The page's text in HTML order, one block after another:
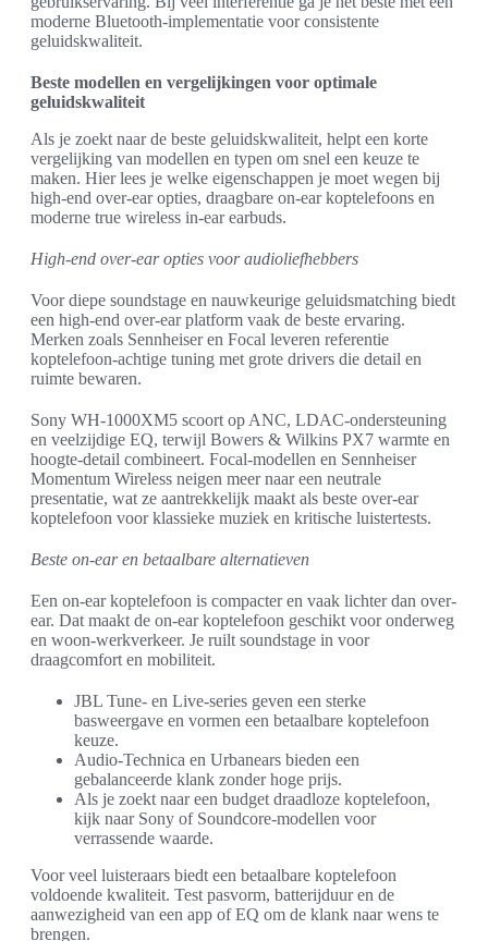
moderne Bluetooth-implementatie voor consistente
geluidskwaliteit.
Beste modellen en vergelijkingen voor optimale
geluidskwaliteit
Als je zoekt naar de beste geluidskwaliteit, helpt een korte
vergelijking van modellen en typen om snel een keuze te
maken. Hier lees je welke eigenschappen je moet wegen bij
high-end over-ear opties, draagbare on-ear koptelefoons en
moderne true wireless in-ear earbuds.
High-end over-ear opties voor audioliefhebbers
Voor diepe soundstage en nauwkeurige geluidsmatching biedt
een high-end over-ear platform vaak de beste ervaring.
Merken zoals Sennheiser en Focal leveren referentie
koptelefoon-achtige tuning met grote drivers die detail en
ruimte bewaren.
Sony WH-1000XM5 scoort op ANC, LDAC-ondersteuning
en veelzijdige EQ, terwijl Bowers & Wilkins PX7 warmte en
hoogte-detail combineert. Focal-modellen en Sennheiser
Momentum Wireless neigen meer naar een neutrale
presentatie, wat ze aantrekkelijk maakt als beste over-ear
koptelefoon voor klassieke muziek en kritische luistertests.
Beste on-ear en betaalbare alternatieven
Een on-ear koptelefoon is compacter en vaak lichter dan over-
ear. Dat maakt de on-ear koptelefoon geschikt voor onderweg
en woon-werkverkeer. Je ruilt soundstage in voor
draagcomfort en mobiliteit.
JBL Tune- en Live-series geven een sterke
basweergave en vormen een betaalbare koptelefoon
keuze.
Audio-Technica en Urbanears bieden een
gebalanceerde klank zonder hoge prijs.
Als je zoekt naar een budget draadloze koptelefoon,
kijk naar Sony of Soundcore-modellen voor
verrassende waarde.
Voor veel luisteraars biedt een betaalbare koptelefoon
voldoende kwaliteit. Test pasvorm, batterijduur en de
aanwezigheid van een app of EQ om de klank naar wens te
brengen.